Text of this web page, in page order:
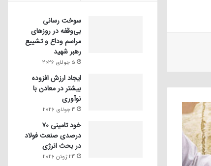
سوخت رسانی
بی‌وقفه در روز‌های
مراسم وداع و تشییع
رهبر شهید
5 جولای 2026
ایجاد ارزش افزوده
بیشتر در معادن با
نوآوری
4 جولای 2026
خود تامینی ۷۰
درصدی صنعت فولاد
در بحث انرژی
24 ژوئن 2026